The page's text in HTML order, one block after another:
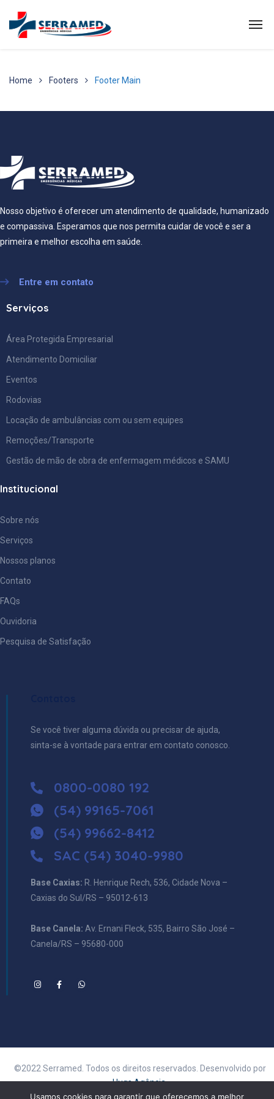
Home Footers Footer Main
Nosso objetivo é oferecer um atendimento de qualidade, humanizado
e compassiva. Esperamos que nos permita cuidar de você e ser a
primeira e melhor escolha em saúde.
Entre em contato
Serviços
Área Protegida Empresarial
Atendimento Domiciliar
Eventos
Rodovias
Locação de ambulâncias com ou sem equipes
Remoções/Transporte
Gestão de mão de obra de enfermagem médicos e SAMU
Institucional
Sobre nós
Serviços
Nossos planos
Contato
FAQs
Ouvidoria
Pesquisa de Satisfação
Se você tiver alguma dúvida ou precisar de ajuda,
sinta-se à vontade para entrar em contato conosco.
0800-0080 192
(54) 99165-7061
(54) 99662-8412
SAC (54) 3040-9980
Base Caxias: R. Henrique Rech, 536, Cidade Nova –
Caxias do Sul/RS – 95012-613
Base Canela: Av. Ernani Fleck, 535, Bairro São José –
Canela/RS – 95680-000
©2022 Serramed. Todos os direitos reservados. Desenvolvido por
Hugs Agência.
Usamos cookies para garantir que oferecemos a melhor